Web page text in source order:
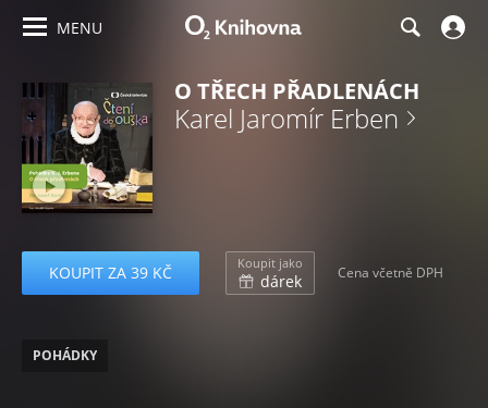
MENU
O TŘECH PŘADLENÁCH
Karel Jaromír Erben
KOUPIT ZA 39 KČ Koupit jako
dárek Cena včetně DPH
POHÁDKY